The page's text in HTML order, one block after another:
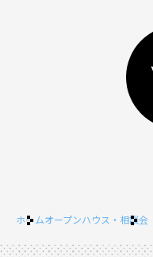
ホームオープンハウス・相談会